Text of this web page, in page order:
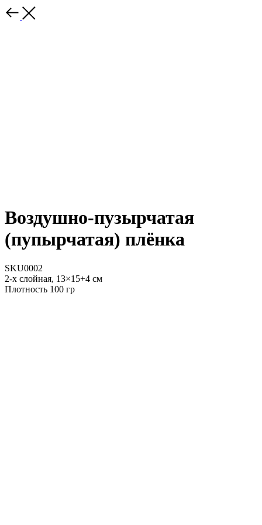
Воздушно-пузырчатая
(пупырчатая) плёнка
SKU0002
2-х слойная, 13×15+4 см
Плотность 100 гр